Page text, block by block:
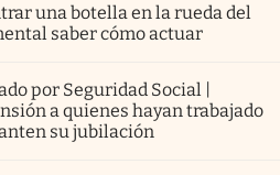
una botella en la rueda del
saber cómo actuar
por Seguridad Social |
a quienes hayan trabajado
su jubilación